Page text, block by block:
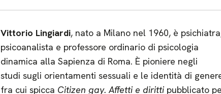
Vittorio Lingiardi, nato a Milano nel 1960, è
psicoanalista e professore ordinario di psicologia
dinamica alla Sapienza di Roma. È pioniere negli
studi sugli orientamenti sessuali e le identità di
fra cui spicca Citizen gay. Affetti e diritti pubblicato